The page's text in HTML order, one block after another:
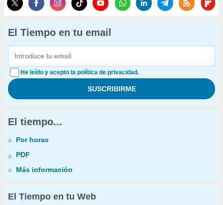
El Tiempo en tu email
He leído y acepto la política de privacidad.
El tiempo...
Por horas
PDF
Más información
El Tiempo en tu Web